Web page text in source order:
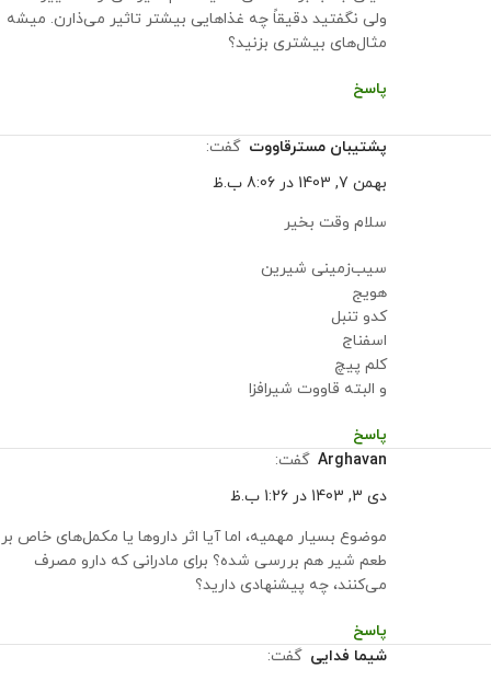
ولی نگفتید دقیقاً چه غذاهایی بیشتر تاثیر می‌ذارن. میشه
مثال‌های بیشتری بزنید؟
پاسخ
پشتیبان مسترقاووت گفت:
بهمن 7, 1403 در 8:06 ب.ظ
سلام وقت بخیر
سیب‌زمینی شیرین
هویج
کدو تنبل
اسفناج
کلم پیچ
و البته قاووت شیرافزا
پاسخ
arghavan
گفت:
دی 3, 1403 در 1:26 ب.ظ
موضوع بسیار مهمیه، اما آیا اثر داروها یا مکمل‌های خاص بر
طعم شیر هم بررسی شده؟ برای مادرانی که دارو مصرف
می‌کنند، چه پیشنهادی دارید؟
پاسخ
شیما فدایی گفت: